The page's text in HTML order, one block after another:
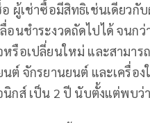
อ ผู้เช่าซื้อมีสิทธิเช่นเดียวกั
ลื่อนชำระงวดถัดไปได้ จนก
หรือเปลี่ยนใหม่ และสามาร
นต์ จักรยานยนต์ และเครื่อ
นิกส์ เป็น 2 ปี นับตั้งแต่พบว่